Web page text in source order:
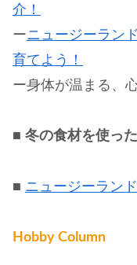
介！
ーニュージーラン
育てよう！
ー身体が温まる、
■ 冬の食材を使っ
■ ニュージーラン
Hobby Column